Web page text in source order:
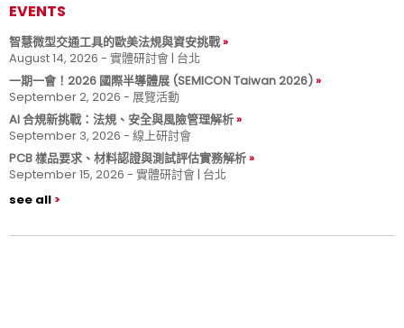
EVENTS
智慧微型交通工具的歐美法規與資安挑戰
August 14, 2026 - 實體研討會 | 台北
一期一會！2026 國際半導體展 (SEMICON Taiwan 2026)
September 2, 2026 - 展覽活動
AI 合規新挑戰：法規、安全與風險管理解析
September 3, 2026 - 線上研討會
PCB 樣品要求、材料認證與測試評估實務解析
September 15, 2026 - 實體研討會 | 台北
see all